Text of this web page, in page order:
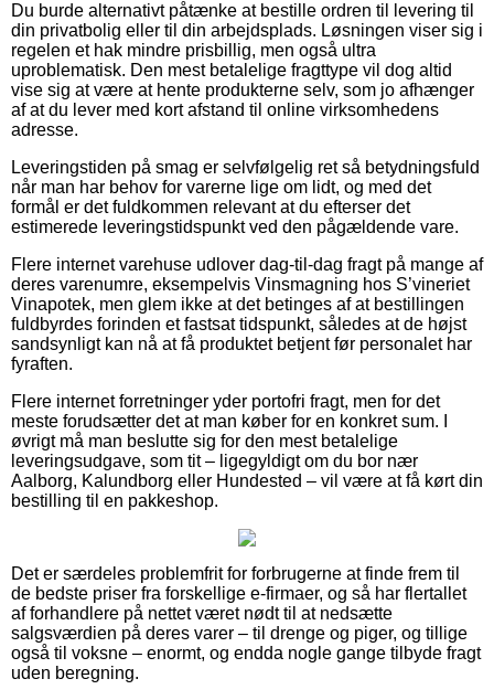
Du burde alternativt påtænke at bestille ordren til levering til
din privatbolig eller til din arbejdsplads. Løsningen viser sig i
regelen et hak mindre prisbillig, men også ultra
uproblematisk. Den mest betalelige fragttype vil dog altid
vise sig at være at hente produkterne selv, som jo afhænger
af at du lever med kort afstand til online virksomhedens
adresse.
Leveringstiden på smag er selvfølgelig ret så betydningsfuld
når man har behov for varerne lige om lidt, og med det
formål er det fuldkommen relevant at du efterser det
estimerede leveringstidspunkt ved den pågældende vare.
Flere internet varehuse udlover dag-til-dag fragt på mange af
deres varenumre, eksempelvis Vinsmagning hos S’vineriet
Vinapotek, men glem ikke at det betinges af at bestillingen
fuldbyrdes forinden et fastsat tidspunkt, således at de højst
sandsynligt kan nå at få produktet betjent før personalet har
fyraften.
Flere internet forretninger yder portofri fragt, men for det
meste forudsætter det at man køber for en konkret sum. I
øvrigt må man beslutte sig for den mest betalelige
leveringsudgave, som tit – ligegyldigt om du bor nær
Aalborg, Kalundborg eller Hundested – vil være at få kørt din
bestilling til en pakkeshop.
Det er særdeles problemfrit for forbrugerne at finde frem til
de bedste priser fra forskellige e-firmaer, og så har flertallet
af forhandlere på nettet været nødt til at nedsætte
salgsværdien på deres varer – til drenge og piger, og tillige
også til voksne – enormt, og endda nogle gange tilbyde fragt
uden beregning.